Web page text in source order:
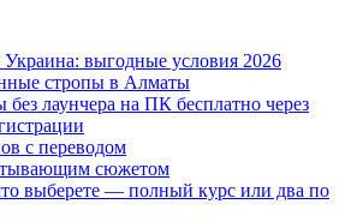
выгодные условия 2026
стропы в Алматы
без лаунчера на ПК бесплатно через
с переводом
сюжетом
выберете — полный курс или два по